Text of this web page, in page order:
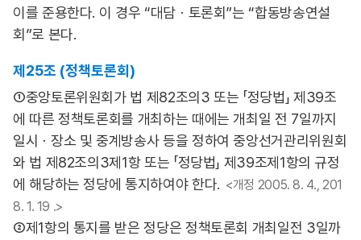
이를 준용한다. 이 경우 “대담ㆍ토론회”는 “합동방송연설
회”로 본다.
제25조 (정책토론회)
①중앙토론위원회가 법 제82조의3 또는 「정당법」 제39조
에 따른 정책토론회를 개최하는 때에는 개최일 전 7일까지
일시ㆍ장소 및 중계방송사 등을 정하여 중앙선거관리위원회
와 법 제82조의3제1항 또는 「정당법」 제39조제1항의 규정
에 해당하는 정당에 통지하여야 한다. <개정 2005. 8. 4., 201
8. 1. 19 .>
②제1항의 통지를 받은 정당은 정책토론회 개최일전 3일까